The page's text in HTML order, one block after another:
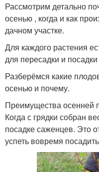
Рассмотрим детально
осенью , когда и как
дачном участке.
Для каждого растения
для пересадки и
Разберёмся какие
осенью и почему.
Преимущества осенней
Когда с грядки собран
посадке саженцев. Это
успеть вовремя